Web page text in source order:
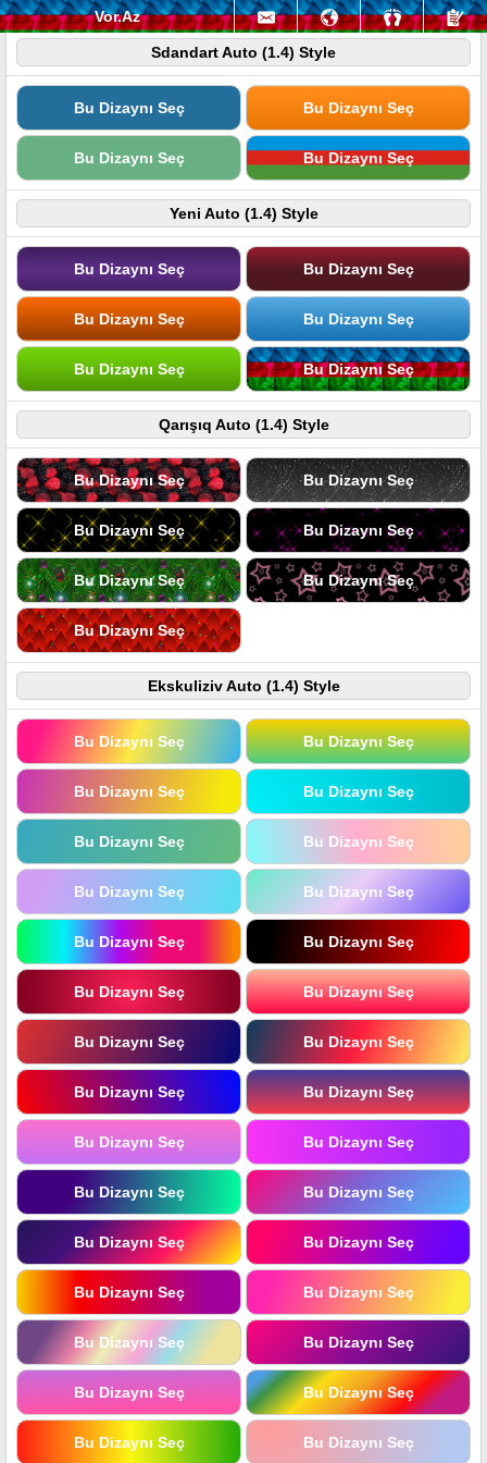
Vor.Az
Sdandart Auto (1.4) Style
Bu Dizaynı Seç Bu Dizaynı Seç
Bu Dizaynı Seç Bu Dizaynı Seç
Yeni Auto (1.4) Style
Bu Dizaynı Seç Bu Dizaynı Seç
Bu Dizaynı Seç Bu Dizaynı Seç
Bu Dizaynı Seç Bu Dizaynı Seç
Qarışıq Auto (1.4) Style
Bu Dizaynı Seç Bu Dizaynı Seç
Bu Dizaynı Seç Bu Dizaynı Seç
Bu Dizaynı Seç Bu Dizaynı Seç
Bu Dizaynı Seç
Ekskuliziv Auto (1.4) Style
Bu Dizaynı Seç Bu Dizaynı Seç
Bu Dizaynı Seç Bu Dizaynı Seç
Bu Dizaynı Seç Bu Dizaynı Seç
Bu Dizaynı Seç Bu Dizaynı Seç
Bu Dizaynı Seç Bu Dizaynı Seç
Bu Dizaynı Seç Bu Dizaynı Seç
Bu Dizaynı Seç Bu Dizaynı Seç
Bu Dizaynı Seç Bu Dizaynı Seç
Bu Dizaynı Seç Bu Dizaynı Seç
Bu Dizaynı Seç Bu Dizaynı Seç
Bu Dizaynı Seç Bu Dizaynı Seç
Bu Dizaynı Seç Bu Dizaynı Seç
Bu Dizaynı Seç Bu Dizaynı Seç
Bu Dizaynı Seç Bu Dizaynı Seç
Bu Dizaynı Seç Bu Dizaynı Seç